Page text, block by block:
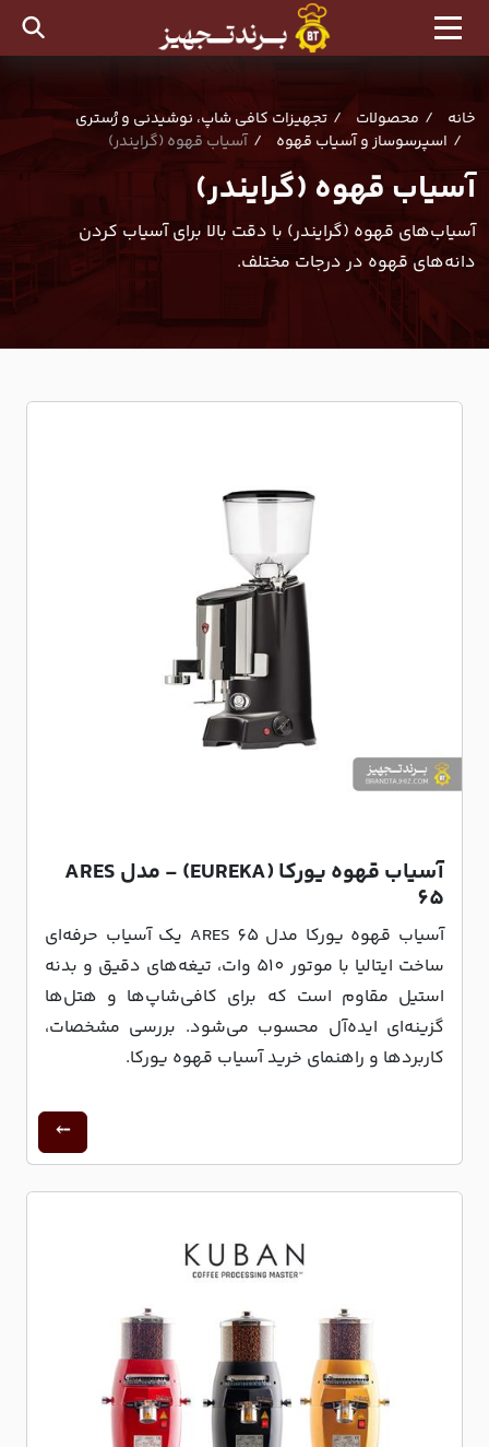
خانه محصولات
تجهیزات کافی شاپ، نوشیدنی و رُستری
اسپرسوساز و آسیاب قهوه
آسیاب قهوه (گرایندر)
آسیاب قهوه (گرایندر)
آسیاب‌های قهوه (گرایندر) با دقت بالا برای آسیاب کردن
دانه‌های قهوه در درجات مختلف.
آسیاب قهوه یورکا (EUREKA) - مدل ARES
65
آسیاب قهوه یورکا مدل ARES 65 یک آسیاب حرفه‌ای
ساخت ایتالیا با موتور 510 وات، تیغه‌های دقیق و بدنه
استیل مقاوم است که برای کافی‌شاپ‌ها و هتل‌ها
گزینه‌ای ایده‌آل محسوب می‌شود. بررسی مشخصات،
کاربردها و راهنمای خرید آسیاب قهوه یورکا.